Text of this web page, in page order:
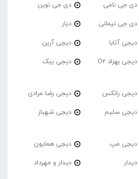
دی جی نامی دی جی نوین
دی جی نیمانی دیار
دیجی آتابا دیجی آربن
دیجی بهزاد O2 دیجی بیک
دیجی رانکس دیجی رضا مرادی
دیجی سلیم دیجی شهباز
دیجی مپ دیجی همایون
دیدار دیدار و مهرداد